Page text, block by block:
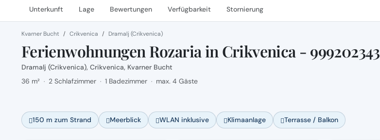
Unterkunft Lage Bewertungen Verfügbarkeit Stornierung
Kvarner Bucht Crikvenica Dramalj (Crikvenica)
Ferienwohnungen Rozaria in Crikvenica - 999202343
Dramalj (Crikvenica), Crikvenica, Kvarner Bucht
36 m² · 2 Schlafzimmer · 1 Badezimmer · max. 4 Gäste
150 m zum Strand Meerblick WLAN inklusive Klimaanlage Terrasse / Balkon